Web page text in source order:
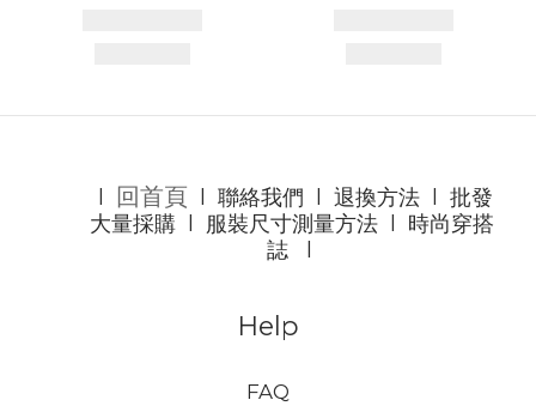
l 回首頁 l 聯絡我們 l 退換方法l 批發
大量採購 l 服裝尺寸測量方法 l 時尚穿搭
誌l
Help
FAQ